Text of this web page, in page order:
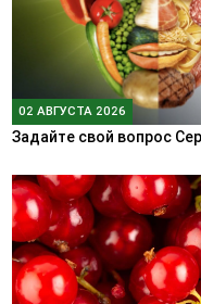
02 АВГУСТА 2026
Задайте свой вопрос